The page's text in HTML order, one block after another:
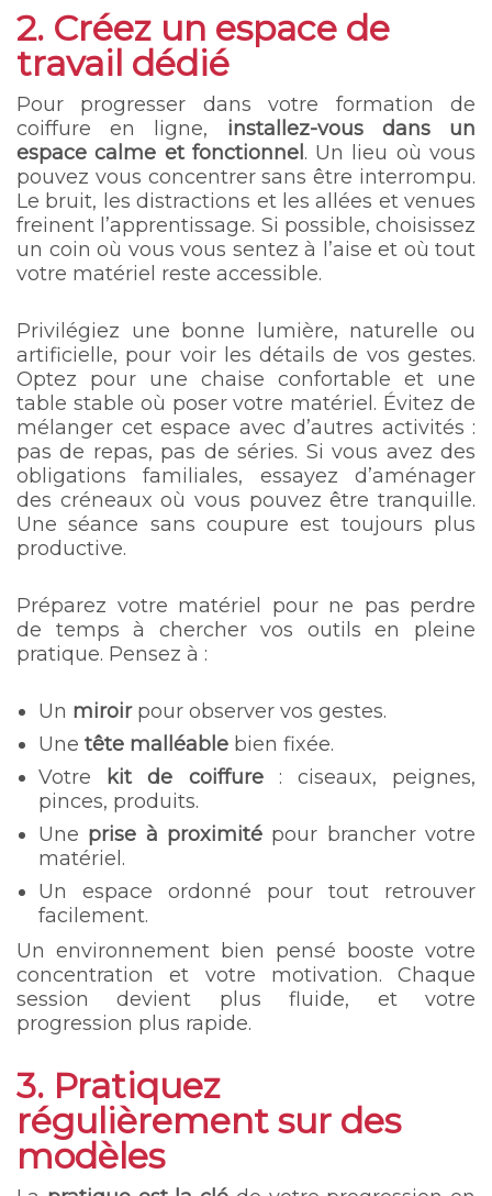
2. Créez un espace de
travail dédié
Pour progresser dans votre formation de
coiffure en ligne, installez-vous dans un
espace calme et fonctionnel . Un lieu où vous
pouvez vous concentrer sans être interrompu.
Le bruit, les distractions et les allées et venues
freinent l’apprentissage. Si possible, choisissez
un coin où vous vous sentez à l’aise et où tout
votre matériel reste accessible.
Privilégiez une bonne lumière, naturelle ou
artificielle, pour voir les détails de vos gestes.
Optez pour une chaise confortable et une
table stable où poser votre matériel. Évitez de
mélanger cet espace avec d’autres activités :
pas de repas, pas de séries. Si vous avez des
obligations familiales, essayez d’aménager
des créneaux où vous pouvez être tranquille.
Une séance sans coupure est toujours plus
productive.
Préparez votre matériel pour ne pas perdre
de temps à chercher vos outils en pleine
pratique. Pensez à :
Un miroirpour observer vos gestes.
Une tête malléable bien fixée.
Votre
kit de coiffure: ciseaux, peignes,
pinces, produits.
Une prise à proximité pour brancher votre
matériel.
Un espace ordonné pour tout retrouver
facilement.
Un environnement bien pensé booste votre
concentration et votre motivation. Chaque
session devient plus fluide, et votre
progression plus rapide.
3. Pratiquez
régulièrement sur des
modèles